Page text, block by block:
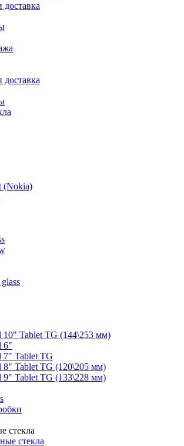
доставка
доставка
(Nokia)
10" Tablet TG (144\253 мм)
6"
7" Tablet TG
8" Tablet TG (120\205 мм)
9" Tablet TG (133\228 мм)
стекла